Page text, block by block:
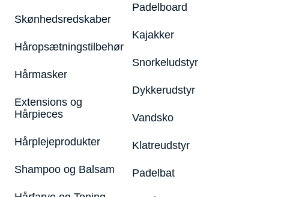
Skønhedsredskaber
Håropsætningstilbehør
Hårmasker
Extensions og
Hårpieces
Hårplejeprodukter
Shampoo og Balsam
Padelboard
Kajakker
Snorkeludstyr
Dykkerudstyr
Vandsko
Klatreudstyr
Padelbat